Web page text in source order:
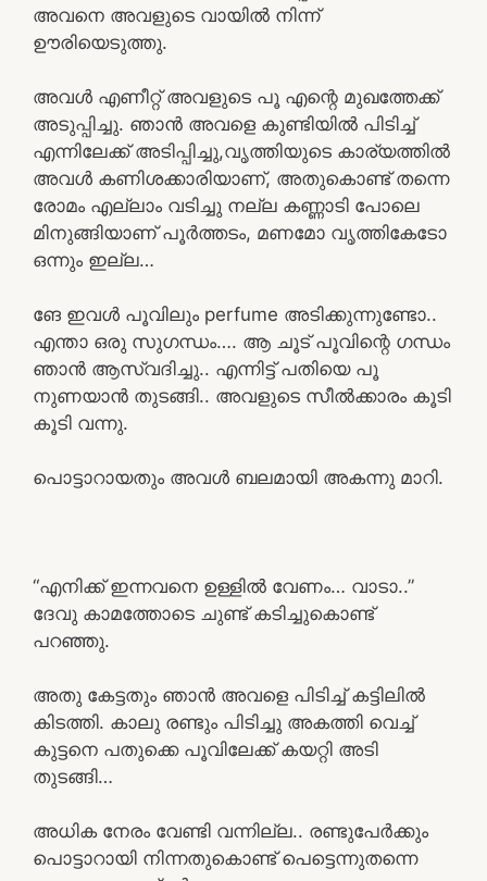
അവനെ അവളുടെ വായിൽ നിന്ന്
ഊരിയെടുത്തു.
അവൾ എണീറ്റ് അവളുടെ പൂ എന്റെ മുഖത്തേക്ക്
അടുപ്പിച്ചു. ഞാൻ അവളെ കുണ്ടിയിൽ പിടിച്ച്
എന്നിലേക്ക് അടിപ്പിച്ചു,വൃത്തിയുടെ കാര്യത്തിൽ
അവൾ കണിശക്കാരിയാണ്, അതുകൊണ്ട് തന്നെ
രോമം എല്ലാം വടിച്ചു നല്ല കണ്ണാടി പോലെ
മിനുങ്ങിയാണ് പൂർത്തടം, മണമോ വൃത്തികേടോ
ഒന്നും ഇല്ല…
ങേ ഇവൾ പൂവിലും perfume അടിക്കുന്നുണ്ടോ..
എന്താ ഒരു സുഗന്ധം…. ആ ചൂട് പൂവിന്റെ ഗന്ധം
ഞാൻ ആസ്വദിച്ചു.. എന്നിട്ട് പതിയെ പൂ
നുണയാൻ തുടങ്ങി.. അവളുടെ സീൽക്കാരം കൂടി
കൂടി വന്നു.
പൊട്ടാറായതും അവൾ ബലമായി അകന്നു മാറി.
“എനിക്ക് ഇന്നവനെ ഉള്ളിൽ വേണം… വാടാ..”
ദേവു കാമത്തോടെ ചുണ്ട് കടിച്ചുകൊണ്ട്
പറഞ്ഞു.
അതു കേട്ടതും ഞാൻ അവളെ പിടിച്ച് കട്ടിലിൽ
കിടത്തി. കാലു രണ്ടും പിടിച്ചു അകത്തി വെച്ച്
കുട്ടനെ പതുക്കെ പൂവിലേക്ക് കയറ്റി അടി
തുടങ്ങി…
അധിക നേരം വേണ്ടി വന്നില്ല.. രണ്ടുപേർക്കും
പൊട്ടാറായി നിന്നതുകൊണ്ട് പെട്ടെന്നുതന്നെ